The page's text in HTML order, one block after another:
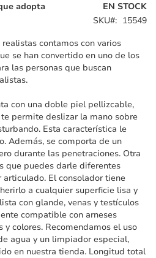
EN STOCK
SKU
15549
adopta
contamos con varios
se han convertido en uno de los
las personas que buscan
con una doble piel pellizcable,
permite deslizar la mano sobre
Esta característica le
Además, se comporta de un
durante las penetraciones. Otra
que puedes darle diferentes
El consolador tiene
a cualquier superficie lisa y
con glande, venas y testículos
compatible con arneses
y colores. Recomendamos el uso
agua y un limpiador especial,
en nuestra tienda. Longitud total